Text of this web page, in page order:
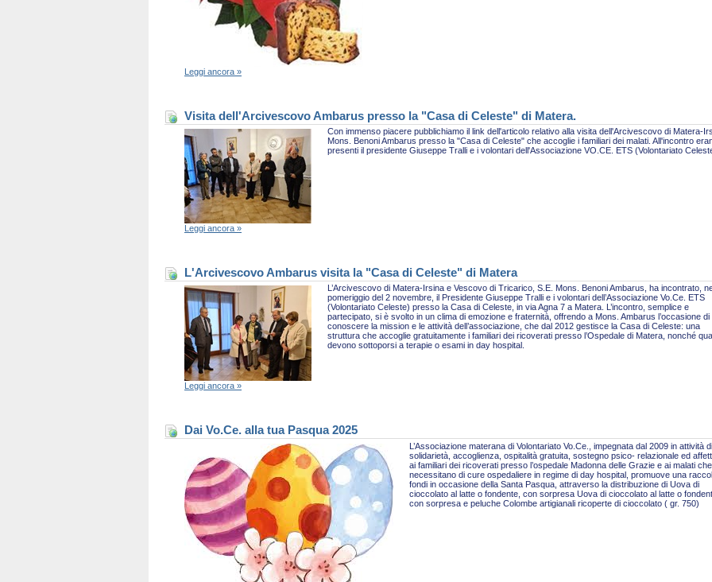
Leggi ancora »
Visita dell'Arcivescovo Ambarus presso la "Casa di Celeste" di Matera.
Con immenso piacere pubblichiamo il link dell'articolo relativo alla visita dell'Arcivescovo di Matera-
Mons. Benoni Ambarus presso la "Casa di Celeste" che accoglie i familiari dei malati. All'incontro
presenti il presidente Giuseppe Tralli e i volontari dell'Associazione VO.CE. ETS (Volontariato
Leggi ancora »
L'Arcivescovo Ambarus visita la "Casa di Celeste" di Matera
L’Arcivescovo di Matera-Irsina e Vescovo di Tricarico, S.E. Mons. Benoni Ambarus, ha incontrato,
pomeriggio del 2 novembre, il Presidente Giuseppe Tralli e i volontari dell’Associazione Vo.Ce. ETS
(Volontariato Celeste) presso la Casa di Celeste, in via Agna 7 a Matera. L’incontro, semplice e
partecipato, si è svolto in un clima di emozione e fraternità, offrendo a Mons. Ambarus l’occasione di
conoscere la mission e le attività dell’associazione, che dal 2012 gestisce la Casa di Celeste: una
struttura che accoglie gratuitamente i familiari dei ricoverati presso l’Ospedale di Matera, nonché
devono sottoporsi a terapie o esami in day hospital.
Leggi ancora »
Dai Vo.Ce. alla tua Pasqua 2025
L’Associazione materana di Volontariato Vo.Ce., impegnata dal 2009 in attività di
solidarietà, accoglienza, ospitalità gratuita, sostegno psico- relazionale ed
ai familiari dei ricoverati presso l’ospedale Madonna delle Grazie e ai malati che
necessitano di cure ospedaliere in regime di day hospital, promuove una
fondi in occasione della Santa Pasqua, attraverso la distribuzione di Uova di
cioccolato al latte o fondente, con sorpresa Uova di cioccolato al latte o
con sorpresa e peluche Colombe artigianali ricoperte di cioccolato ( gr. 750)